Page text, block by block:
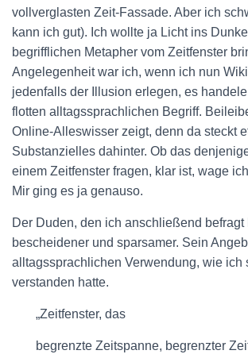
vollverglasten Zeit-Fassade. Aber ich
kann ich gut). Ich wollte ja Licht ins
begrifflichen Metapher vom Zeitfenster
Angelegenheit war ich, wenn ich nun
jedenfalls der Illusion erlegen, es
flotten alltagssprachlichen Begriff.
Online-Alleswisser zeigt, denn da steckt
Substanzielles dahinter. Ob das
einem Zeitfenster fragen, klar ist, wage
Mir ging es ja genauso.
Der Duden, den ich anschließend befragt
bescheidener und sparsamer. Sein
alltagssprachlichen Verwendung, wie ich
verstanden hatte.
„Zeitfenster, das
begrenzte Zeitspanne, begrenzter